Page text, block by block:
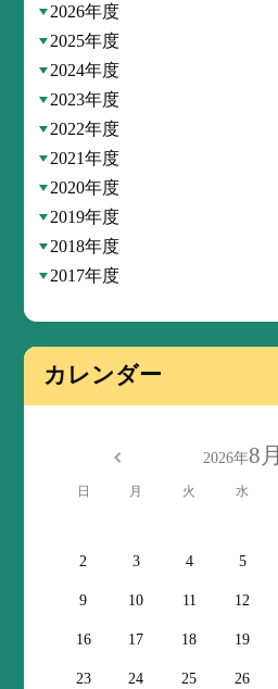
2026年度
2025年度
2024年度
2023年度
2022年度
2021年度
2020年度
2019年度
2018年度
2017年度
カレンダー
2026年8月
日 月 火 水
2 3 4 5
9 10 11 12
16 17 18 19
23 24 25 26